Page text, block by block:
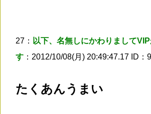
27： 以下、名無しにかわりまして
す ：2012/10/08(月) 20:49:47.17 ID：
たくあんうまい